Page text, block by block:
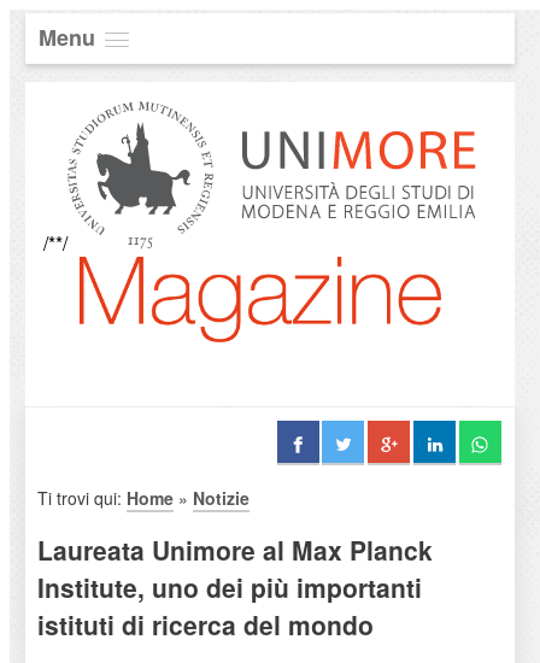
Menu
/**/
Ti trovi qui: Home» Notizie
Laureata Unimore al Max Planck
Institute, uno dei più importanti
istituti di ricerca del mondo